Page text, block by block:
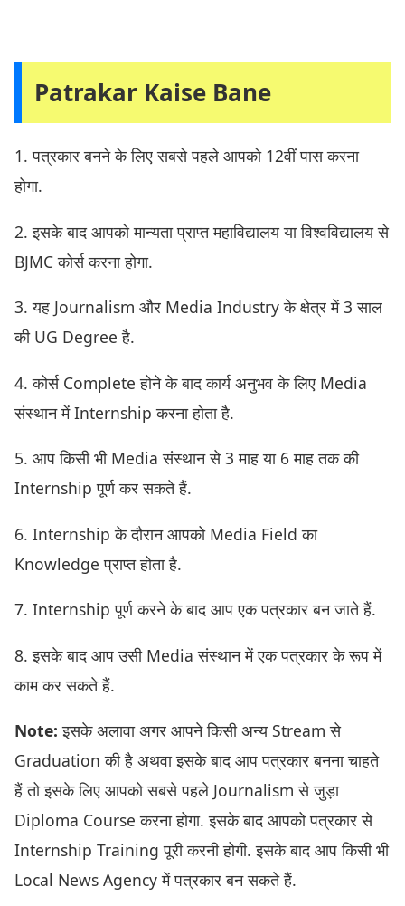
Patrakar Kaise Bane
1. पत्रकार बनने के लिए सबसे पहले आपको 12वीं पास करना
होगा.
2. इसके बाद आपको मान्यता प्राप्त महाविद्यालय या विश्वविद्यालय से
BJMC कोर्स करना होगा.
3. यह Journalism और Media Industry के क्षेत्र में 3 साल
की UG Degree है.
4. कोर्स Complete होने के बाद कार्य अनुभव के लिए Media
संस्थान में Internship करना होता है.
5. आप किसी भी Media संस्थान से 3 माह या 6 माह तक की
Internship पूर्ण कर सकते हैं.
6. Internship के दौरान आपको Media Field का
Knowledge प्राप्त होता है.
7. Internship पूर्ण करने के बाद आप एक पत्रकार बन जाते हैं.
8. इसके बाद आप उसी Media संस्थान में एक पत्रकार के रूप में
काम कर सकते हैं.
Note:इसके अलावा अगर आपने किसी अन्य Stream से
Graduation की है अथवा इसके बाद आप पत्रकार बनना चाहते
हैं तो इसके लिए आपको सबसे पहले Journalism से जुड़ा
Diploma Course करना होगा. इसके बाद आपको पत्रकार से
Internship Training पूरी करनी होगी. इसके बाद आप किसी भी
Local News Agency में पत्रकार बन सकते हैं.